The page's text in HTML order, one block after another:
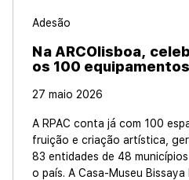
Adesão
Na ARCOlisboa,
os 100 equipamentos
27 maio 2026
A RPAC conta já com 100
fruição e criação artística,
83 entidades de 48
o país. A Casa-Museu